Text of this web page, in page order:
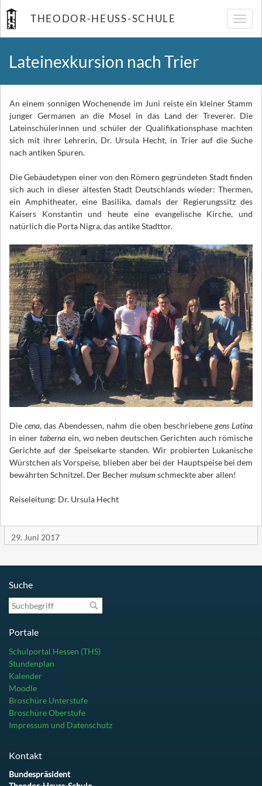
THEODOR-HEUSS-SCHULE
Lateinexkursion nach Trier
An einem sonnigen Wochenende im Juni reiste ein kleiner Stamm
junger Germanen an die Mosel in das Land der Treverer. Die
Lateinschülerinnen und schüler der Qualifikationsphase machten
sich mit ihrer Lehrerin, Dr. Ursula Hecht, in Trier auf die Suche
nach antiken Spuren.
Die Gebäudetypen einer von den Römern gegründeten Stadt finden
sich auch in dieser ältesten Stadt Deutschlands wieder: Thermen,
ein Amphitheater, eine Basilika, damals der Regierungssitz des
Kaisers Konstantin und heute eine evangelische Kirche, und
natürlich die Porta Nigra, das antike Stadttor.
Diecena, das Abendessen, nahm die oben beschriebene gens Latina
in einer tabernaein, wo neben deutschen Gerichten auch römische
Gerichte auf der Speisekarte standen. Wir probierten Lukanische
Würstchen als Vorspeise, blieben aber bei der Hauptspeise bei dem
bewährten Schnitzel. Der Bechermulsumschmeckte aber allen!
Reiseleitung: Dr. Ursula Hecht
29. Juni 2017
Suche
Suchbegriff
Portale
Schulportal Hessen (THS)
Stundenplan
Kalender
Moodle
Broschüre Unterstufe
Broschüre Oberstufe
Impressum und Datenschutz
Kontakt
Bundespräsident